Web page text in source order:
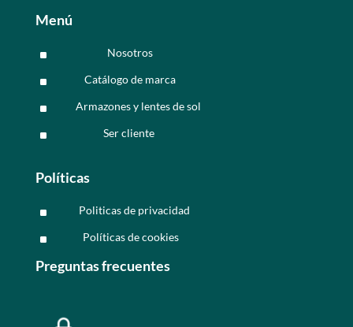
Menú
^ Nosotros
^ Catálogo de marca
^ Armazones y lentes de sol
^ Ser cliente
Políticas
^ Politicas de privacidad
^ Políticas de cookies
Preguntas frecuentes